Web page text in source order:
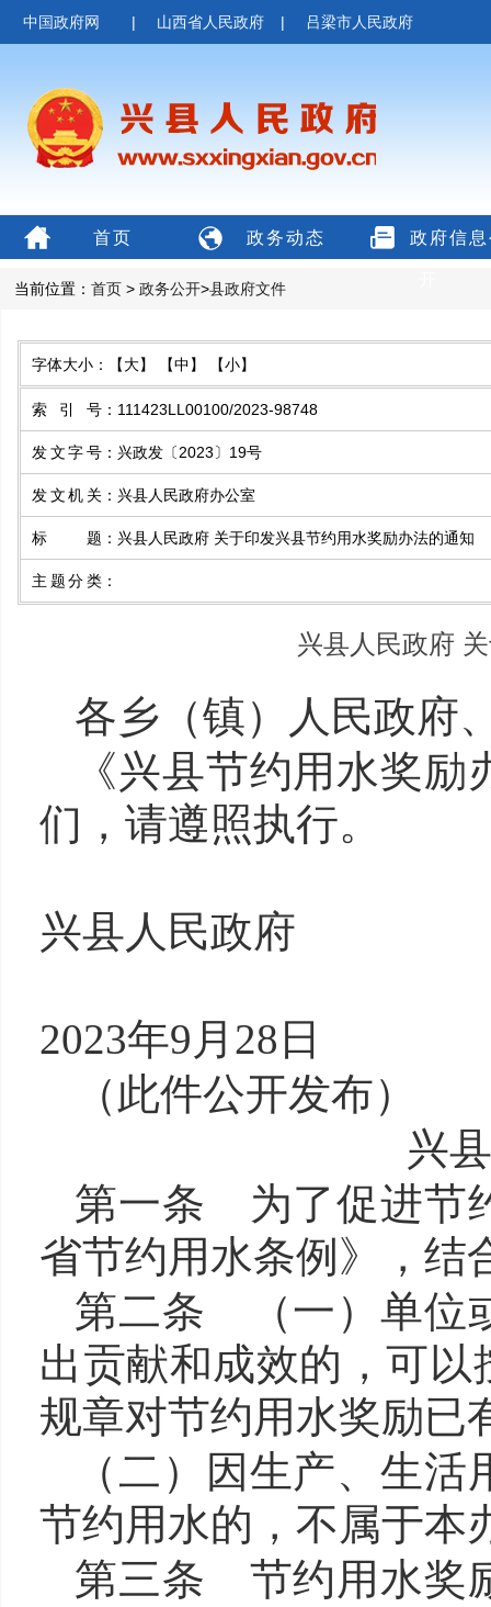
中国政府网 | 山西省人民政府 | 吕梁市人民政府
首页 政务动态 政府信
当前位置： 首页 > 政务公开>县政府文件
字体大小： 【大】 【中】 【小】
索引号 ： 111423LL00100/2023-98748
发文字号 ： 兴政发〔2023〕19号
发文机关 ： 兴县人民政府办公室
标题 ： 兴县人民政府 关于印发兴县节约用水奖励办法的通知
主题分类 ：
兴县人民政府
各乡（镇）
人民政府
《兴县节约用水奖励
们，请遵照执行。
兴县人民政府
2023年9 月 28 日
（ 此件公开发布）
兴
第一条 为了促进节
省节约用水条例 》，结
第二条
（一）单位
出贡献和成效的，可
规章对节约用水奖励已
（二）
因生产、生活
节约用水的，不属于本
第三条 节约用水奖